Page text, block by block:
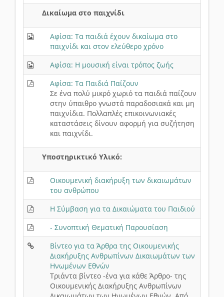
Δικαίωμα στο παιχνίδι
Αφίσα: Τα παιδιά έχουν δικαίωμα στο
παιχνίδι και στον ελεύθερο χρόνο
Αφίσα: Η μουσική είναι τρόπος ζωής
Αφίσα: Τα Παιδιά Παίζουν
Σε ένα πολύ μικρό χωριό τα παιδιά παίζουν
στην ύπαιθρο γνωστά παραδοσιακά και μη
παιχνίδια. Πολλαπλές επικοινωνιακές
καταστάσεις δίνουν αφορμή για συζήτηση
και παιχνίδι.
Υποστηρικτικό Υλικό:
Οικουμενική διακήρυξη των δικαιωμάτων
του ανθρώπου
H Σύμβαση για τα Δικαιώματα του Παιδιού
- Συνοπτική Θεματική Παρουσίαση
Βίντεο για τα Άρθρα της Οικουµενικής
Διακήρυξης Ανθρωπίνων Δικαιωµάτων των
Ηνωµένων Εθνών
Τριάντα βίντεο -ένα για κάθε Άρθρο- της
Οικουµενικής Διακήρυξης Ανθρωπίνων